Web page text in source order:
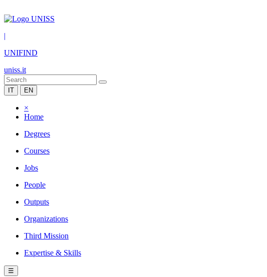
|
UNIFIND
uniss.it
IT EN
×
Home
Degrees
Courses
Jobs
People
Outputs
Organizations
Third Mission
Expertise & Skills
☰